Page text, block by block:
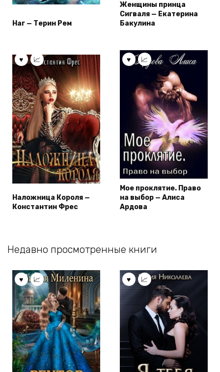
Наг — Терин Рем
Женщины принца
Сигваля — Екатерина
Бакулина
Наложница Короля —
Константин Фрес
Мое проклятие. Право
на выбор — Алиса
Ардова
Недавно просмотренные книги